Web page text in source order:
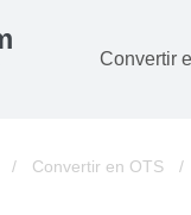
Convertir
/ Convertir en OTS /